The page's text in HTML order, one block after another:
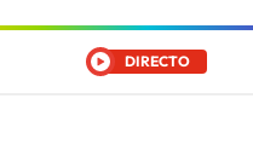
DIRECTO